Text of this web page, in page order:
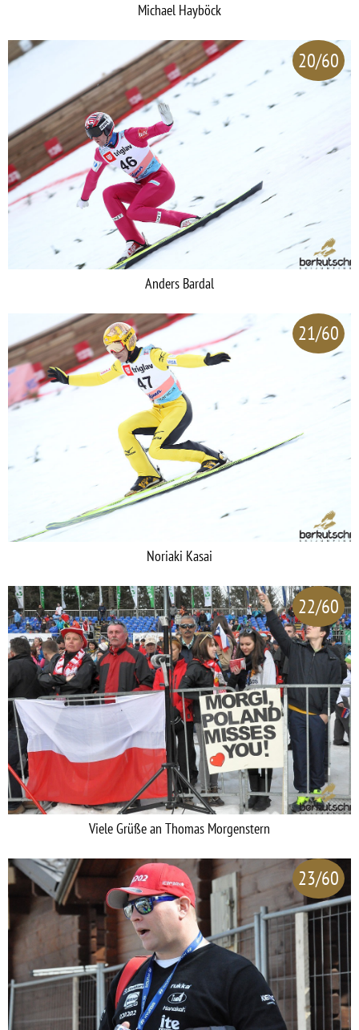
Michael Hayböck
20/60
Anders Bardal
21/60
Noriaki Kasai
22/60
Viele Grüße an Thomas Morgenstern
23/60